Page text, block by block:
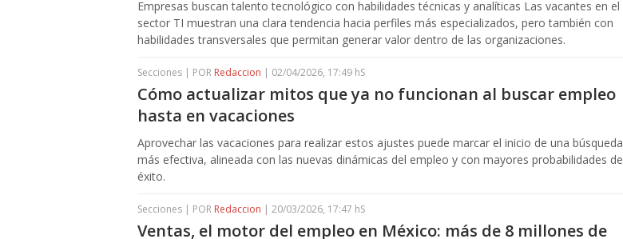
Empresas buscan talento tecnológico con habilidades técnicas y analíticas Las vacantes en el
sector TI muestran una clara tendencia hacia perfiles más especializados, pero también con
habilidades transversales que permitan generar valor dentro de las organizaciones.
Secciones | POR Redaccion | 02/04/2026, 17:49 hS
Cómo actualizar mitos que ya no funcionan al buscar empleo
hasta en vacaciones
Aprovechar las vacaciones para realizar estos ajustes puede marcar el inicio de una búsqueda
más efectiva, alineada con las nuevas dinámicas del empleo y con mayores probabilidades de
éxito.
Secciones | POR Redaccion | 20/03/2026, 17:47 hS
Ventas, el motor del empleo en México: más de 8 millones de